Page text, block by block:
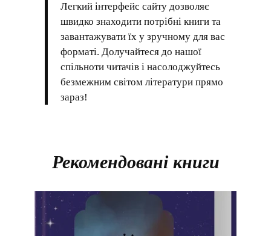
Легкий інтерфейс сайту дозволяє
швидко знаходити потрібні книги та
завантажувати їх у зручному для вас
форматі. Долучайтеся до нашої
спільноти читачів і насолоджуйтесь
безмежним світом літератури прямо
зараз!
Рекомендовані книги